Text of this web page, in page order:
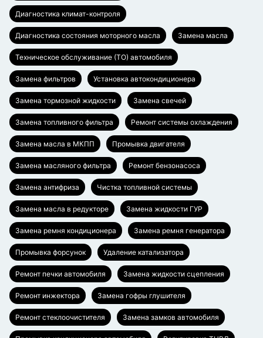
Диагностика климат-контроля
Диагностика состояния моторного масла Замена масла
Техническое обслуживание (ТО) автомобиля
Замена фильтров Установка автокондиционера
Замена тормозной жидкости Замена свечей
Замена топливного фильтра Ремонт системы охлаждения
Замена масла в МКПП Промывка двигателя
Замена масляного фильтра Ремонт бензонасоса
Замена антифриза Чистка топливной системы
Замена масла в редукторе Замена жидкости ГУР
Замена ремня кондиционера Замена ремня генератора
Промывка форсунок Удаление катализатора
Ремонт печки автомобиля Замена жидкости сцепления
Ремонт инжектора Замена гофры глушителя
Ремонт стеклоочистителя Замена замков автомобиля